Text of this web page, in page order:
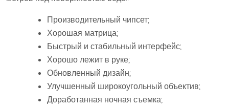
Производительный чипсет;
Хорошая матрица;
Быстрый и стабильный интерфейс;
Хорошо лежит в руке;
Обновленный дизайн;
Улучшенный широкоугольный объектив;
Доработанная ночная съемка;